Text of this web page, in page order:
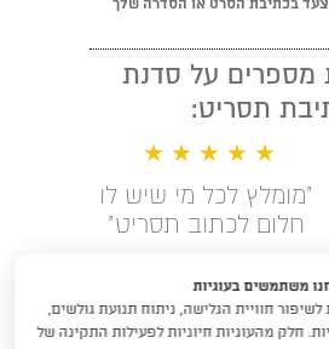
בכתיבת הסרט או הסדרה שלך
מספרים על סדנת
תסריט:
★ ★ ★ ★ ★
"מומלץ לכל מי שיש לו
חלום לכתוב תסריט"
וסטוריטלינג עם
משתמשים בעוגיות
חוויית הגלישה, ניתוח תנועת גולשים,
חלק מהעוגיות חיוניות לפעילות התקינה של